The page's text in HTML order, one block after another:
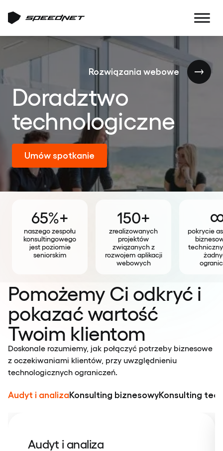
Rozwiązania webowe
Doradztwo
technologiczne
Umów spotkanie
65%+
naszego zespołu
konsultingowego
jest poziomie
seniorskim
150+
zrealizowanych
projektów
związanych z
rozwojem aplikacji
webowych
pokrycie
Pomożemy Ci odkryć i
pokazać wartość
Twoim klientom
Doskonale rozumiemy, jak połączyć potrzeby biznesowe
z oczekiwaniami klientów, przy uwzględnieniu
technologicznych ograniczeń.
Audyt i analiza Konsulting biznesowyKonsulting
Audyt i analiza